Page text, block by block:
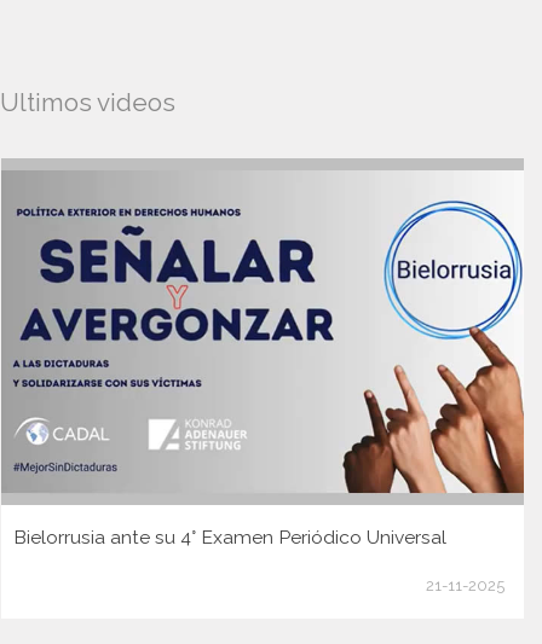
Ultimos videos
Bielorrusia ante su 4° Examen Periódico Universal
21-11-2025